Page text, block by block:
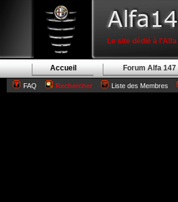
Le site dédié à
Accueil Forum Alfa 147
FAQ Rechercher Liste des Membres